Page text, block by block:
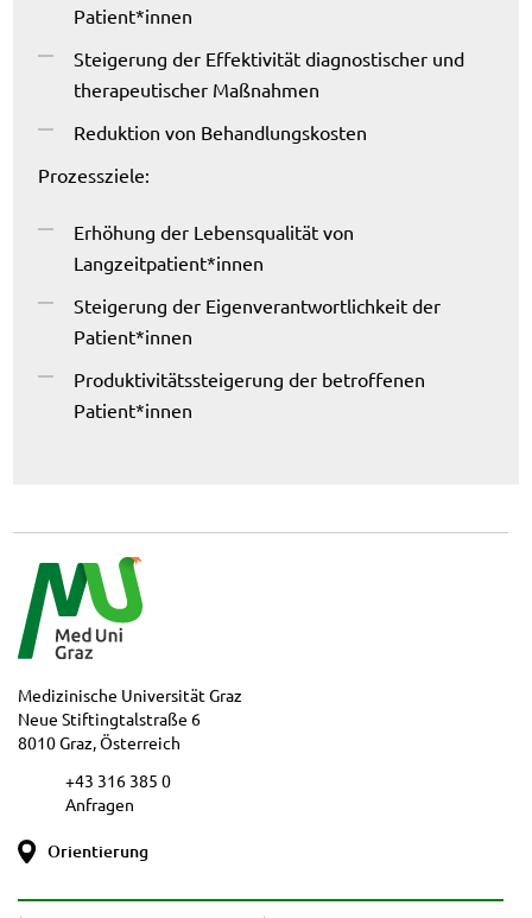
Patient*innen
Steigerung der Effektivität diagnostischer und
therapeutischer Maßnahmen
Reduktion von Behandlungskosten
Prozessziele:
Erhöhung der Lebensqualität von
Langzeitpatient*innen
Steigerung der Eigenverantwortlichkeit der
Patient*innen
Produktivitätssteigerung der betroffenen
Patient*innen
Medizinische Universität Graz
Neue Stiftingtalstraße 6
8010 Graz, Österreich
+43 316 385 0
Anfragen
Orientierung